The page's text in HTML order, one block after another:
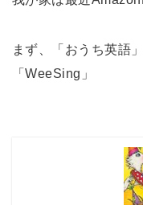
まず、「おうち英語
「WeeSing」